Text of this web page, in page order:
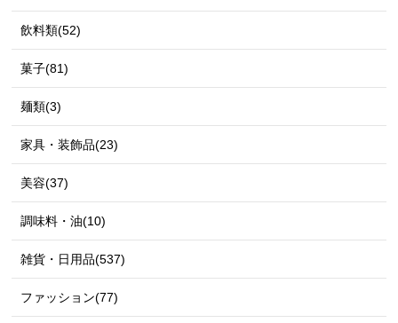
飲料類(52)
菓子(81)
麺類(3)
家具・装飾品(23)
美容(37)
調味料・油(10)
雑貨・日用品(537)
ファッション(77)